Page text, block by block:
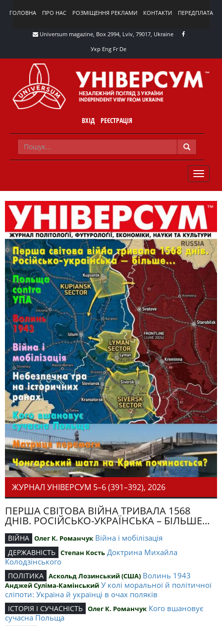
ГОЛОВНА ПРО НАС РОЗМІЩЕННЯ РЕКЛАМИ КОНТАКТИ ПЕРЕДПЛАТА
Universum magazine, Box 2994, Lviv, 79017, Ukraine
Укр Eng Fr De
ВХІД РЕЄСТРАЦІЯ
TOGGLE
ЖУРНАЛ УНІВЕРСУМ 5–6 (391–392), 2026
ПЕРША СВІТОВА ВІЙНА ТРИВАЛА 1568
ДНІВ. РОСІЙСЬКО-УКРАЇНСЬКА – БІЛЬШЕ...
ВІЙНА Олег К. Романчук Війна і мобілізація
ДЕРЖАВНІСТЬ Степан Кость Доктрина Михайла
Колодзінського
ПОЛІТИКА Аскольд Лозинський (США) Волинь 1943
Анджей Суліма-Камінський У колі моральної й політичної
сліпоти: Україна й українці в очах поляків
ІСТОРІЯ І СУЧАСНІСТЬ Олег К. Романчук Кого вшановує
сучасна Польща